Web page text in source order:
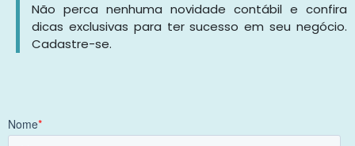
Não perca nenhuma novidade contábil e confira
dicas exclusivas para ter sucesso em seu negócio.
Cadastre-se.